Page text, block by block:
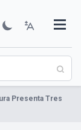
Presenta Tres